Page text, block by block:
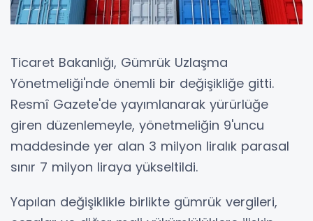
Ticaret Bakanlığı, Gümrük Uzlaşma
Yönetmeliği'nde önemli bir değişikliğe gitti.
Resmî Gazete'de yayımlanarak yürürlüğe
giren düzenlemeyle, yönetmeliğin 9'uncu
maddesinde yer alan 3 milyon liralık parasal
sınır 7 milyon liraya yükseltildi.
Yapılan değişiklikle birlikte gümrük vergileri,